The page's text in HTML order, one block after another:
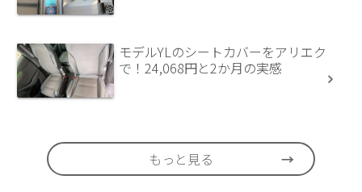
モデルYLのシートカバーをアリエク
で！24,068円と2か月の実感
もっと見る